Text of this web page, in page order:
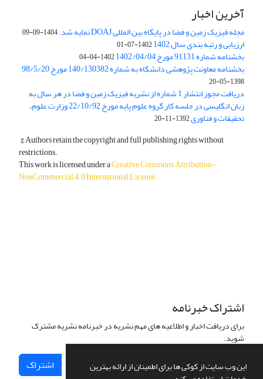
این وب سایت از کوکی ها برای اطمینان از ارائه بهترین
آخرین اخبار
مجله فیزیک زمین و فضا در پایگاه بین المللی DOAJ نمایه شد. 1404-09-09
ارزیابی و رتبه بندی سال 1402 1402-07-01
بخشنامه شماره 91131 مورخ 1402/04/04 1402-04-04
بخشنامه معاونت پژوهشی دانشگاه به شماره 140/130382 مورخ 98/5/20
1398-05-20
دریافت مجوز انتشار 1 شماره از نشریه فیزیک زمین و فضا در هر سال به
زبان انگلیسی در جلسه کار گروه علوم پایه مورخ 22/10/92 وزارت علوم،
تحقیقات و فناوری1392-11-20
© Authors retain the copyright and full publishing rights without
restrictions.
This work is licensed under aCreative Commons Attribution-
NonCommercial 4.0 International License.
اشتراک خبرنامه
برای دریافت اخبار و اطلاعیه های مهم نشریه در خبرنامه نشریه مشترک
شوید.
اشتراک